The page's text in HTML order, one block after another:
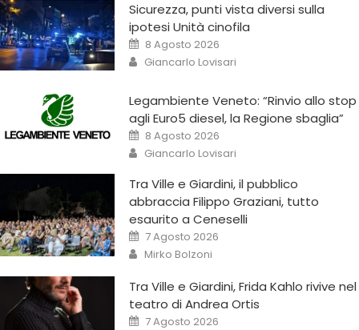
Sicurezza, punti vista diversi sulla
ipotesi Unità cinofila
8 Agosto 2026
Giancarlo Lovisari
Legambiente Veneto: “Rinvio allo stop
agli Euro5 diesel, la Regione sbaglia”
8 Agosto 2026
Giancarlo Lovisari
Tra Ville e Giardini, il pubblico
abbraccia Filippo Graziani, tutto
esaurito a Ceneselli
7 Agosto 2026
Mirko Bolzoni
Tra Ville e Giardini, Frida Kahlo rivive nel
teatro di Andrea Ortis
7 Agosto 2026